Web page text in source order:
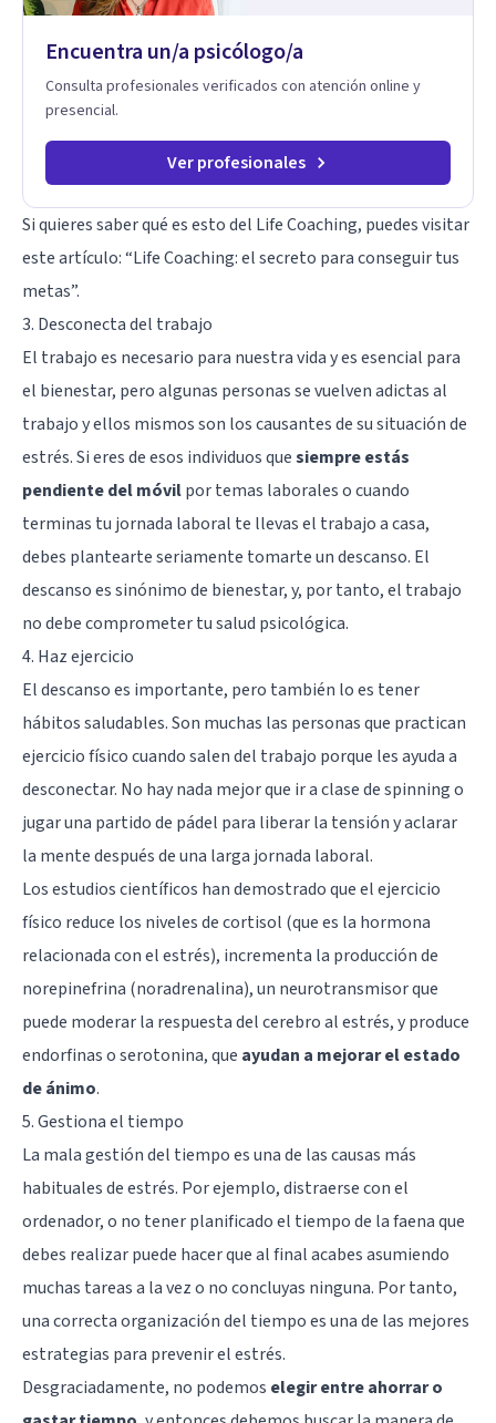
Encuentra un/a psicólogo/a
Consulta profesionales verificados con atención online y
presencial.
Ver profesionales
Si quieres saber qué es esto del Life Coaching, puedes visitar
este artículo: “Life Coaching: el secreto para conseguir tus
metas”.
3. Desconecta del trabajo
El trabajo es necesario para nuestra vida y es esencial para
el bienestar, pero algunas personas se vuelven adictas al
trabajo y ellos mismos son los causantes de su situación de
estrés. Si eres de esos individuos quesiempre estás
pendiente del móvilpor temas laborales o cuando
terminas tu jornada laboral te llevas el trabajo a casa,
debes plantearte seriamente tomarte un descanso. El
descanso es sinónimo de bienestar, y, por tanto, el trabajo
no debe comprometer tu salud psicológica.
4. Haz ejercicio
El descanso es importante, pero también lo es tener
hábitos saludables. Son muchas las personas que practican
ejercicio físico cuando salen del trabajo porque les ayuda a
desconectar. No hay nada mejor que ir a clase de spinning o
jugar una partido de pádel para liberar la tensión y aclarar
la mente después de una larga jornada laboral.
Los estudios científicos han demostrado que el ejercicio
físico reduce los niveles decortisol (que es la hormona
relacionada con el estrés), incrementa la producción de
norepinefrina (noradrenalina), un neurotransmisor que
puede moderar la respuesta del cerebro al estrés, y produce
endorfinas oserotonina, que ayudan a mejorar el estado
de ánimo.
5. Gestiona el tiempo
La mala gestión del tiempo es una de las causas más
habituales de estrés. Por ejemplo, distraerse con el
ordenador, o no tener planificado el tiempo de la faena que
debes realizar puede hacer que al final acabes asumiendo
muchas tareas a la vez o no concluyas ninguna. Por tanto,
una correcta organización del tiempo es una de las mejores
estrategias para prevenir el estrés.
Desgraciadamente, no podemos elegir entre ahorrar o